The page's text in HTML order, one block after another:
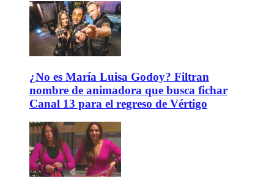
¿No es María Luisa Godoy? Filtran
nombre de animadora que busca fichar
Canal 13 para el regreso de Vértigo